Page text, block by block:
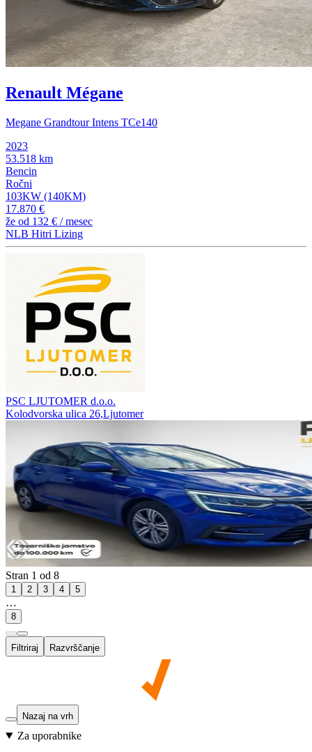
Renault Mégane
Megane Grandtour Intens TCe140
2023
53.518 km
Bencin
Ročni
103KW (140KM)
17.870 €
že od 132 € / mesec
NLB Hitri Lizing
PSC LJUTOMER d.o.o.
Kolodvorska ulica 26,Ljutomer
Stran 1 od 8
1 2 3 4 5
…
8
Filtriraj Razvrščanje
Nazaj na vrh
Za uporabnike